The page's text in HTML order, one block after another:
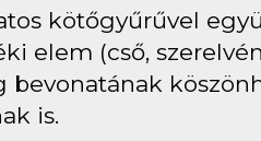
kötőgyűrűvel
elem (cső,
bevonatának
is.